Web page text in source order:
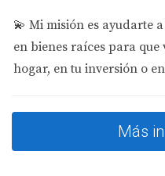
seguro.
💫 Mi misión es ayudarte
en bienes raíces para
hogar, en tu inversión o
Más